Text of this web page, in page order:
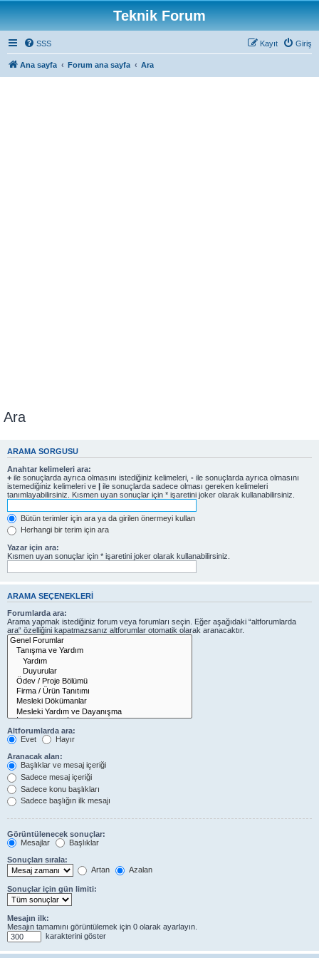
Teknik Forum
SSS Giriş
Kayıt
Ana sayfa Forum ana sayfa Ara
Ara
ARAMA SORGUSU
Anahtar kelimeleri ara:
+ ile sonuçlarda ayrıca olmasını istediğiniz kelimeleri, - ile sonuçlarda ayrıca olmasını
istemediğiniz kelimeleri ve | ile sonuçlarda sadece olması gereken kelimeleri
tanımlayabilirsiniz. Kısmen uyan sonuçlar için * işaretini joker olarak kullanabilirsiniz.
Bütün terimler için ara ya da girilen önermeyi kullan
Herhangi bir terim için ara
Yazar için ara:
Kısmen uyan sonuçlar için * işaretini joker olarak kullanabilirsiniz.
ARAMA SEÇENEKLERI
Forumlarda ara:
Arama yapmak istediğiniz forum veya forumları seçin. Eğer aşağıdaki “altforumlarda
ara“ özelliğini kapatmazsanız altforumlar otomatik olarak aranacaktır.
Altforumlarda ara:
Evet
Hayır
Aranacak alan:
Başlıklar ve mesaj içeriği
Sadece mesaj içeriği
Sadece konu başlıkları
Sadece başlığın ilk mesajı
Görüntülenecek sonuçlar:
Mesajlar
Başlıklar
Sonuçları sırala:
Artan
Azalan
Sonuçlar için gün limiti:
Mesajın ilk:
Mesajın tamamını görüntülemek için 0 olarak ayarlayın.
karakterini göster